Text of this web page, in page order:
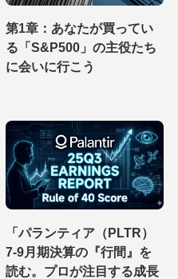
第1章：あなたが買ってい
る「S&P500」の主役たち
に会いに行こう
「パランティア（PLTR）
7-9月期決算の『行間』を
読む。プロが注目する成長